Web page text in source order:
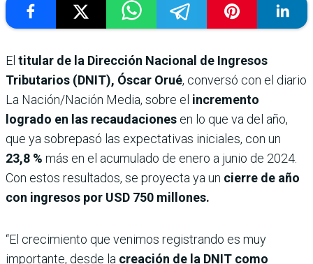
El titular de la Dirección Nacional de Ingresos
Tributarios (DNIT), Óscar Orué, conversó con el diario
La Nación/Nación Media, sobre el incremento
logrado en las recaudaciones en lo que va del año,
que ya sobrepasó las expectativas iniciales, con un
23,8 % más en el acumulado de enero a junio de 2024.
Con estos resultados, se proyecta ya un cierre de año
con ingresos por USD 750 millones.
“El crecimiento que venimos registrando es muy
importante, desde la creación de la DNIT como